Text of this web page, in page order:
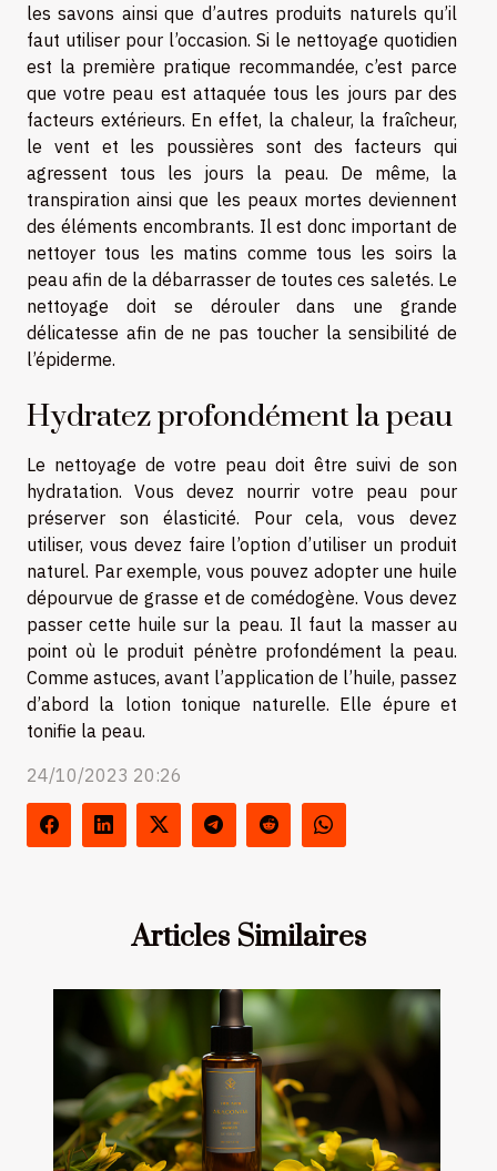
les savons ainsi que d’autres produits naturels qu’il
faut utiliser pour l’occasion. Si le nettoyage quotidien
est la première pratique recommandée, c’est parce
que votre peau est attaquée tous les jours par des
facteurs extérieurs. En effet, la chaleur, la fraîcheur,
le vent et les poussières sont des facteurs qui
agressent tous les jours la peau. De même, la
transpiration ainsi que les peaux mortes deviennent
des éléments encombrants. Il est donc important de
nettoyer tous les matins comme tous les soirs la
peau afin de la débarrasser de toutes ces saletés. Le
nettoyage doit se dérouler dans une grande
délicatesse afin de ne pas toucher la sensibilité de
l’épiderme.
Hydratez profondément la peau
Le nettoyage de votre peau doit être suivi de son
hydratation. Vous devez nourrir votre peau pour
préserver son élasticité. Pour cela, vous devez
utiliser, vous devez faire l’option d’utiliser un produit
naturel. Par exemple, vous pouvez adopter une huile
dépourvue de grasse et de comédogène. Vous devez
passer cette huile sur la peau. Il faut la masser au
point où le produit pénètre profondément la peau.
Comme astuces, avant l’application de l’huile, passez
d’abord la lotion tonique naturelle. Elle épure et
tonifie la peau.
24/10/2023 20:26
Articles Similaires